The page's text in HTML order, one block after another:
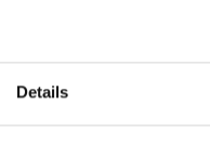
Detailsrecherchieren.